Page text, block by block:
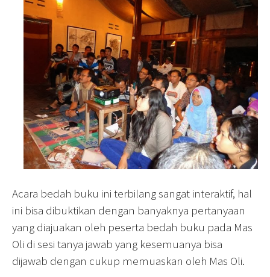
Acara bedah buku ini terbilang sangat interaktif, hal
ini bisa dibuktikan dengan banyaknya pertanyaan
yang diajuakan oleh peserta bedah buku pada Mas
Oli di sesi tanya jawab yang kesemuanya bisa
dijawab dengan cukup memuaskan oleh Mas Oli.